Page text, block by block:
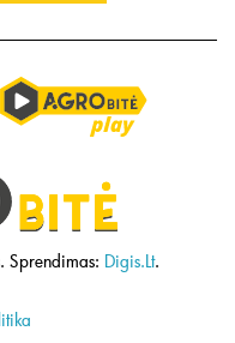
Sprendimas: Digis.Lt.